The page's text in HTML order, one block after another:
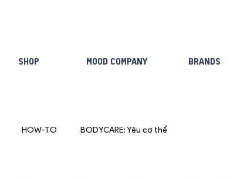
Shop Mood Company Brands
HOW-TO BODYCARE: Yêu cơ thể